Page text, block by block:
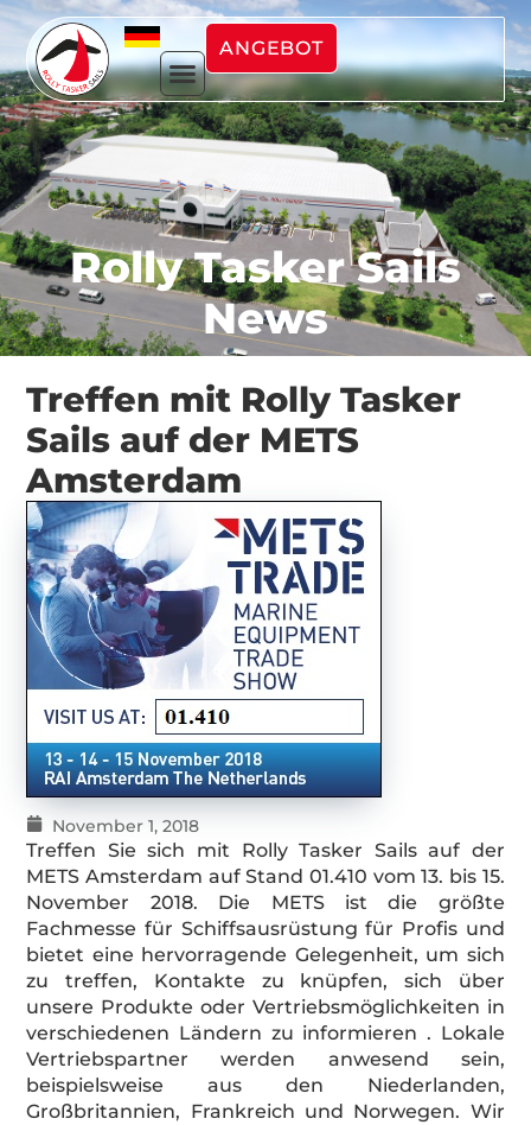
ANGEBOT
Rolly Tasker Sails
News
Treffen mit Rolly Tasker
Sails auf der METS
Amsterdam
November 1, 2018
Treffen Sie sich mit Rolly Tasker Sails auf der
METS Amsterdam auf Stand 01.410 vom 13. bis 15.
November 2018. Die METS ist die größte
Fachmesse für Schiffsausrüstung für Profis und
bietet eine hervorragende Gelegenheit, um sich
zu treffen, Kontakte zu knüpfen, sich über
unsere Produkte oder Vertriebsmöglichkeiten in
verschiedenen Ländern zu informieren . Lokale
Vertriebspartner werden anwesend sein,
beispielsweise aus den Niederlanden,
Großbritannien, Frankreich und Norwegen. Wir